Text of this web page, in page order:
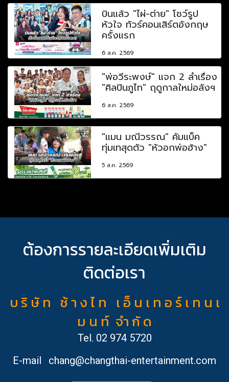
บินแล้ว "ไผ่-ต่าย" โชว์รูป
หัวใจ ทัวร์คอนเสิร์ตอังกฤษ
ครั้งแรก
6 ส.ค. 2569
"พ่อวีระพงษ์" แจก 2 ลำเรื่อง
"ศิลปินภูไท" ฤดูกาลใหม่อลังฯ
6 ส.ค. 2569
"แมน มณีวรรณ" คัมแบ็ค
ทุ่มเทสุดตัว "หัวอกพ่อฮ้าง"
5 ส.ค. 2569
ต้องการรายละเอียดเพิ่มเติม
ติดต่อเรา
บ ริ ษั ท ช้ า ง ไ ท เ อ็ น เ ท อ ร์ เ ท น เ
ม น ท์ จำ กั ด
Tel. 02 974 5720
E-mail
chang@changthai-entertainment.com